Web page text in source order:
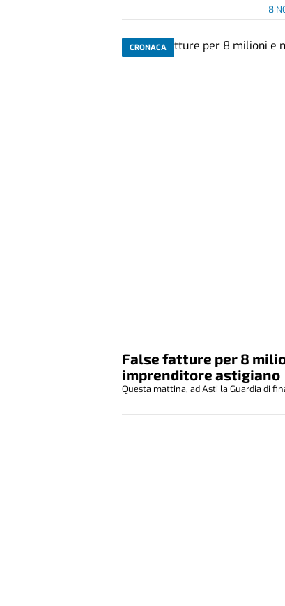
8
CRONACA
False fatture per 8
imprenditore astigiano
Questa mattina, ad Asti la Guardia di